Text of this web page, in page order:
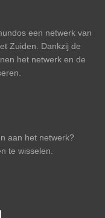
een netwerk van
Zuiden. Dankzij de
het netwerk en de
aan het netwerk?
te wisselen.